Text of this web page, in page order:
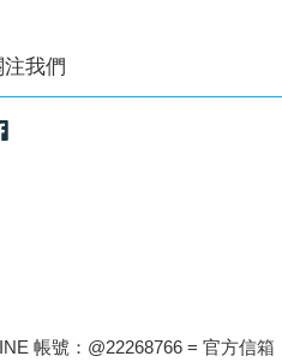
注我們
帳號：@22268766 = 官方信